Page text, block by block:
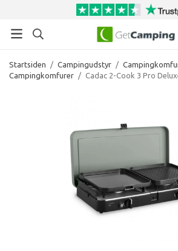
Startsiden / Campingudstyr /
Campingkomfurer / Cadac 2-Cook 3 Pro